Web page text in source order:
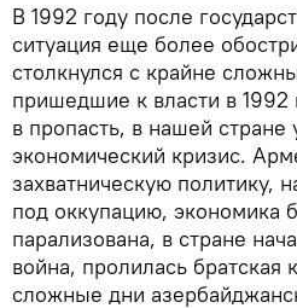
В 1992 году после
ситуация еще более
столкнулся с крайне
пришедшие к власти в 1992
в пропасть, в нашей стране
экономический кризис.
захватническую политику,
под оккупацию, экономика
парализована, в стране
война, пролилась братская
сложные дни